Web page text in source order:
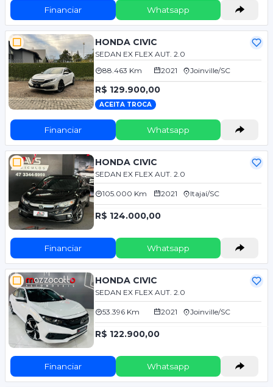
Financiar Whatsapp
HONDA CIVIC
SEDAN EX FLEX AUT. 2.0
88.463 Km
2021 Joinville/SC
R$ 129.900,00
ACEITA TROCA
Financiar Whatsapp
HONDA CIVIC
SEDAN EX FLEX AUT. 2.0
105.000 Km 2021 Itajaí/SC
R$ 124.000,00
Financiar Whatsapp
HONDA CIVIC
SEDAN EX FLEX AUT. 2.0
53.396 Km 2021 Joinville/SC
R$ 122.900,00
Financiar Whatsapp